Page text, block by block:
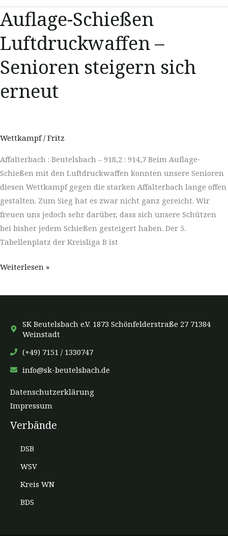
Luftdruckwaffen
–
„Rücksetzer
im
vorletzten
Wettkampf“
Auflage-Schießen
Luftdruckwaffen –
Senioren steigern sich
erneut
Wettkampf/ Fritz
Affalterbach : Beutelsbach – 918,2 : 914,7 Beim Auflage-
Schießen mit den Luftdruckwaffen konnten unsere Senioren
diesen Wettkampf gegen die starken Affalterbach lange offen
gestalten. Zum Sieg hat es zwar nicht ganz gereicht. Wir
freuen uns jedoch sehr darüber, dass sich unsere Schützen
bei bisher jedem Schießen gesteigert haben. Der 5.
Tabellenplatz der Kreisliga B ist
Auflage-
Luftdruckwaffen
Senioren
steigern
Weiterlesen »
SK Beutelsbach e.V. 1873 Schönfelderstraße 27 71384
Weinstadt
(+49) 7151 / 1330747
info@sk-beutelsbach.de
Datenschutzerklärung
Impressum
Verbände
DSB
WSV
Kreis WN
BDS